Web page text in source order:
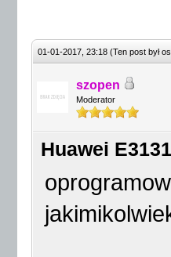
01-01-2017, 23:18 (Ten post był
szopen
Moderator
Huawei